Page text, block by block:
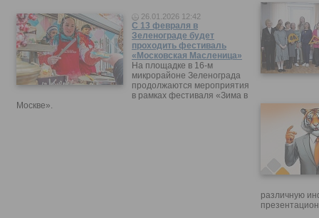
26.01.2026 12:42
С 13 февраля в
Зеленограде будет
проходить фестиваль
«Московская Масленица»
На площадке в 16-м
микрорайоне Зеленограда
продолжаются мероприятия
в рамках фестиваля «Зима в
Москве».
различную